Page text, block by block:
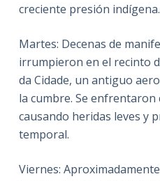
creciente presión indígena.
Martes: Decenas de
irrumpieron en el recinto
da Cidade, un antiguo
la cumbre. Se
causando heridas leves y
temporal.
Viernes: